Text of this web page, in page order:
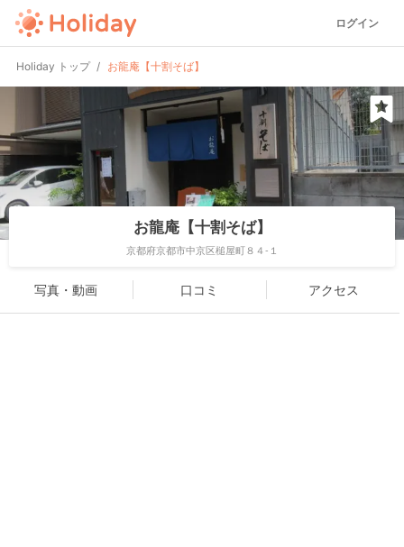
ログイン
Holiday トップ お龍庵【十割そば】
お龍庵【十割そば】
京都府京都市中京区槌屋町８４-１
写真・動画 口コミ アクセス